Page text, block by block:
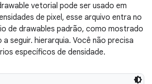
vetorial pode ser usado em
de pixel, esse arquivo entra no
de drawables padrão, como mostrado
a seguir. hierarquia. Você não precisa
específicos de densidade.